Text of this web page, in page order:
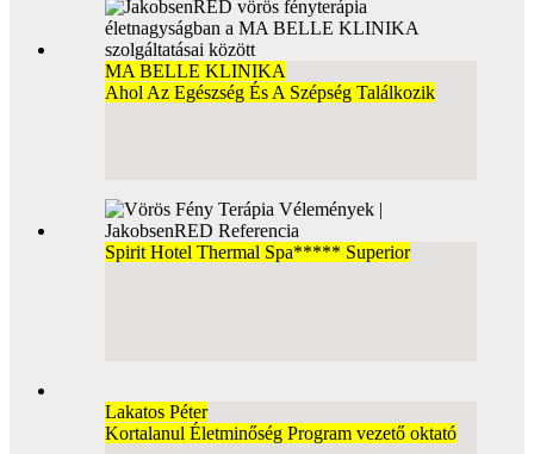
MA BELLE KLINIKA
Ahol Az Egészség És A Szépség Találkozik
Spirit Hotel Thermal Spa***** Superior
Lakatos Péter
Kortalanul Életminőség Program vezető oktató